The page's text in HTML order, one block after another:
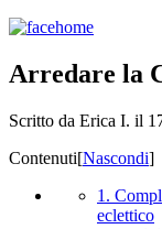
Arredare la
Scritto da Erica I. il
Contenuti[Nascondi]
1.
eclettico